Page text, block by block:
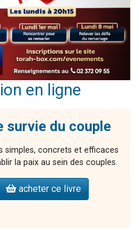
en ligne
survie du couple
simples, concrets et efficaces
la paix au sein des couples.
acheter ce livre